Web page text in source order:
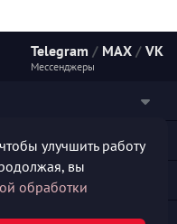
Telegram / MAX / VK
Мессенджеры
улучшить работу
вы
обработки